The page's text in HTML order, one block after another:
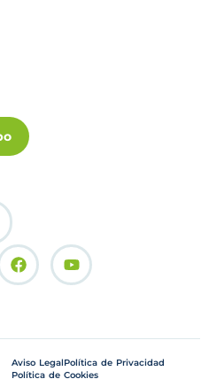
Aviso LegalPolítica de Privacidad
Política de Cookies